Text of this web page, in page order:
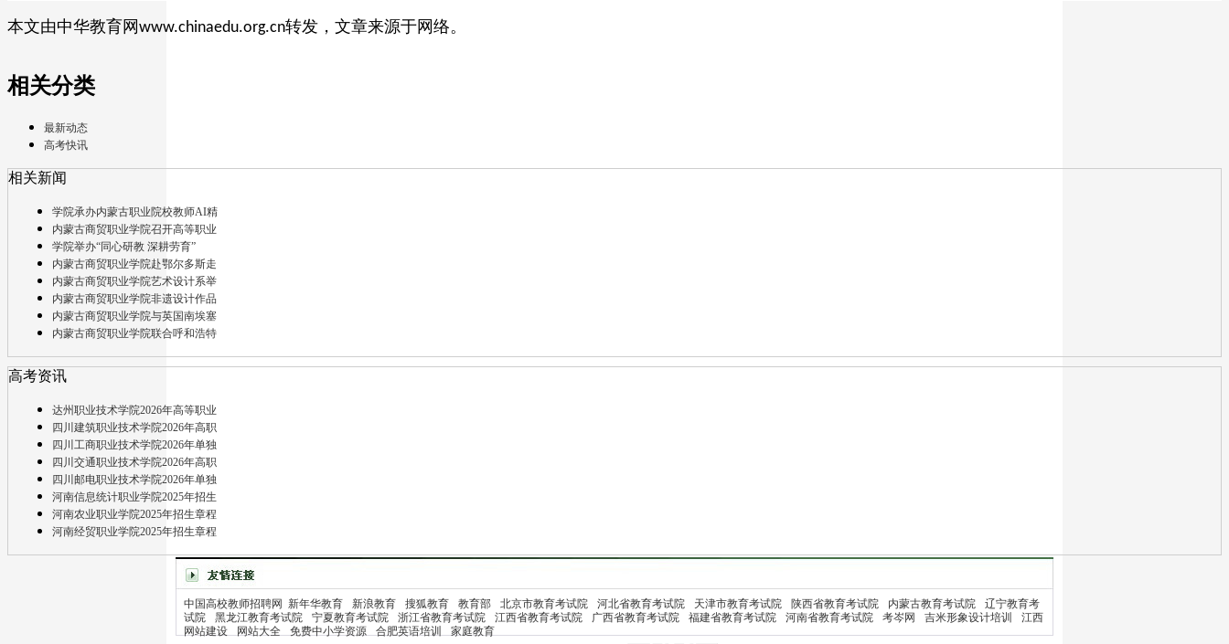
本文由中华教育网www.chinaedu.org.cn转发，文章来源于网络。
相关分类
最新动态
高考快讯
相关新闻
学院承办内蒙古职业院校教师AI精
内蒙古商贸职业学院召开高等职业
学院举办“同心研教 深耕劳育”
内蒙古商贸职业学院赴鄂尔多斯走
内蒙古商贸职业学院艺术设计系举
内蒙古商贸职业学院非遗设计作品
内蒙古商贸职业学院与英国南埃塞
内蒙古商贸职业学院联合呼和浩特
高考资讯
达州职业技术学院2026年高等职业
四川建筑职业技术学院2026年高职
四川工商职业技术学院2026年单独
四川交通职业技术学院2026年高职
四川邮电职业技术学院2026年单独
河南信息统计职业学院2025年招生
河南农业职业学院2025年招生章程
河南经贸职业学院2025年招生章程
中国高校教师招聘网 新年华教育 新浪教育 搜狐教育 教育部 北京市教育考试院 河北省教育考试院 天津市教育考试院 陕西省教育考试院 内蒙古教育考试院
辽宁教育考
试院
黑龙江教育考试院 宁夏教育考试院 浙江省教育考试院 江西省教育考试院 广西省教育考试院 福建省教育考试院 河南省教育考试院 考岑网 吉米形象设计培训
江西
网站建设
网站大全 免费中小学资源 合肥英语培训 家庭教育